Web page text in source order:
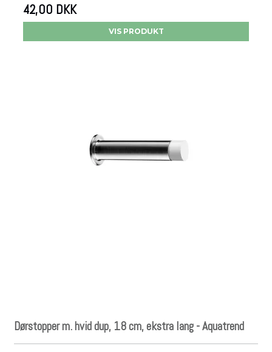
42,00 DKK
VIS PRODUKT
Dørstopper m. hvid dup, 18 cm, ekstra lang - Aquatrend